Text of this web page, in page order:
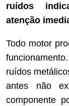
ruídos
atenção
Todo motor
ruídos
antes não
componente